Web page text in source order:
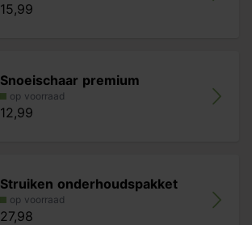
15,99
Snoeischaar premium
op voorraad
12,99
Struiken onderhoudspakket
op voorraad
27,98